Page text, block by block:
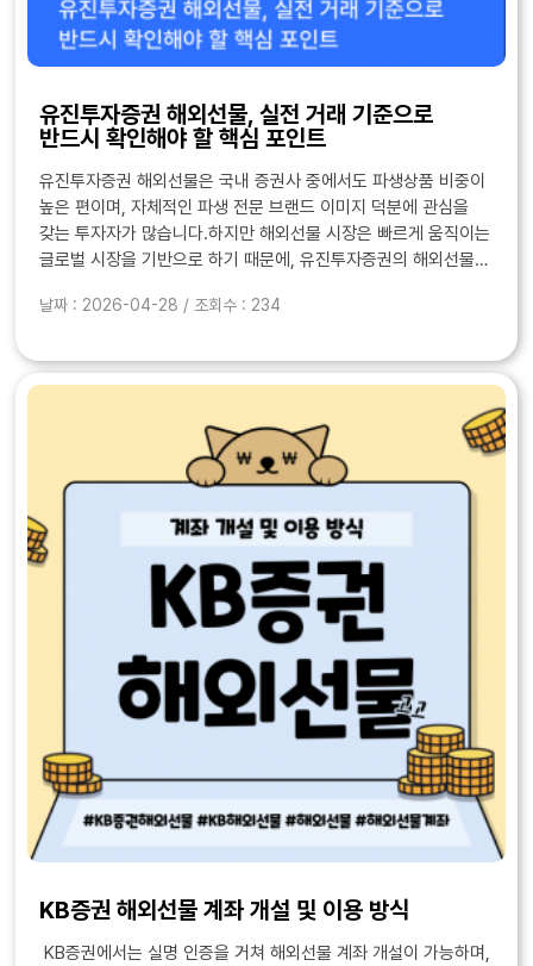
유진투자증권 해외선물, 실전 거래 기준으로
반드시 확인해야 할 핵심 포인트
유진투자증권 해외선물은 국내 증권사 중에서도 파생상품 비중이
높은 편이며, 자체적인 파생 전문 브랜드 이미지 덕분에 관심을
갖는 투자자가 많습니다.하지만 해외선물 시장은 빠르게 움직이는
글로벌 시장을 기반으로 하기 때문에, 유진투자증권의 해외선물
중요합니다.해외선물은 단타 비중이 높고 가격 변..
날짜 : 2026-04-28 / 조회수 : 234
KB증권 해외선물 계좌 개설 및 이용 방식
KB증권에서는 실명 인증을 거쳐 해외선물 계좌 개설이 가능하며,